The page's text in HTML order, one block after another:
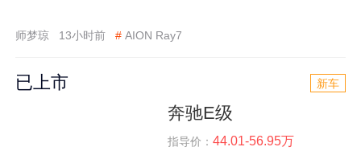
师梦琼 13小时前 # AION Ray7
已上市 新车
奔驰E级
指导价： 44.01-56.95万